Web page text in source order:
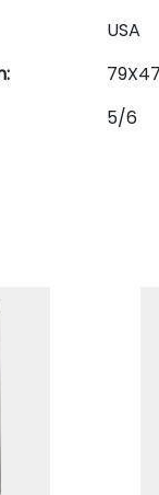
USA
5/6